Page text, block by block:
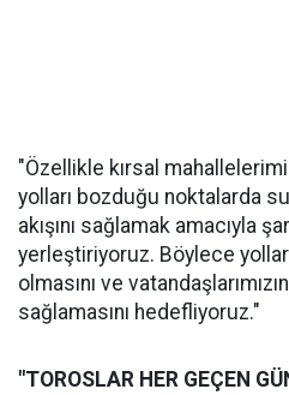
"Özellikle kırsal
yolları bozduğu noktalarda
akışını sağlamak amacıyla
yerleştiriyoruz. Böylece
olmasını ve
sağlamasını hedefliyoruz."
"TOROSLAR HER GEÇEN